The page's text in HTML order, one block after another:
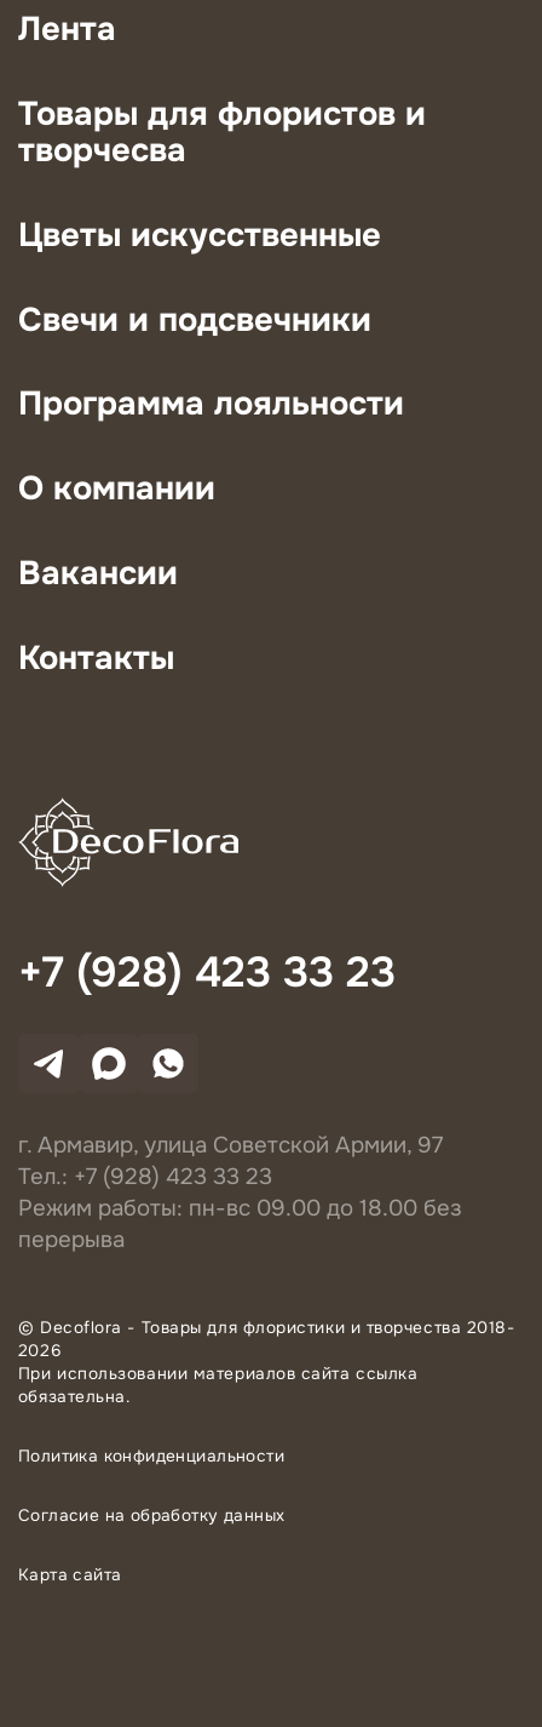
Лента
Товары для флористов и
творчесва
Цветы искусственные
Свечи и подсвечники
Программа лояльности
О компании
Вакансии
Контакты
+7 (928) 423 33 23
г. Армавир, улица Советской Армии, 97
Тел.: +7 (928) 423 33 23
Режим работы: пн-вс 09.00 до 18.00 без
перерыва
© Decoflora - Товары для флористики и творчества 2018-
2026
При использовании материалов сайта ссылка
обязательна.
Политика конфиденциальности
Согласие на обработку данных
Карта сайта